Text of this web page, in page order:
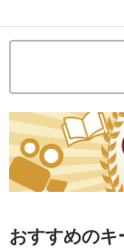
おすすめのキ